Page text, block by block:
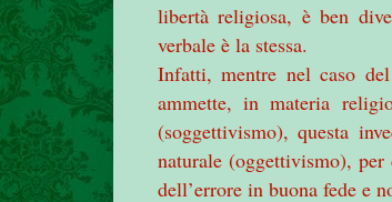
libertà religiosa, è ben
verbale è la stessa.
Infatti, mentre nel caso
ammette, in materia
(soggettivismo), questa
naturale (oggettivismo),
dell’errore in buona fede e